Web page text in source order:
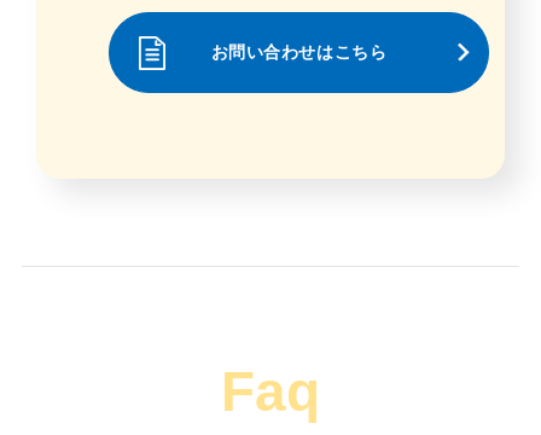
お問い合わせはこちら
Faq